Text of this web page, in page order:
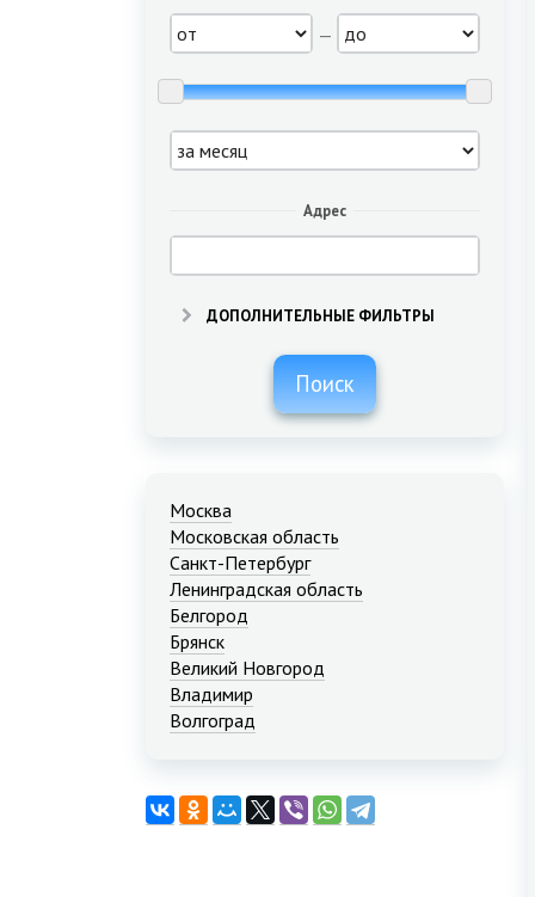
—
Адрес
ДОПОЛНИТЕЛЬНЫЕ ФИЛЬТРЫ
Поиск
Москва
Московская область
Санкт-Петербург
Ленинградская область
Белгород
Брянск
Великий Новгород
Владимир
Волгоград
Казань
Калининград